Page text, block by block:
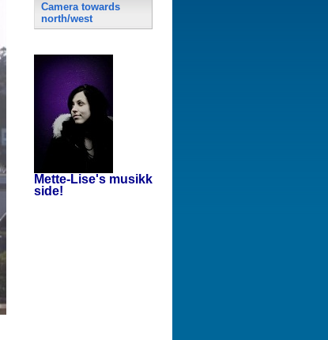
Camera towards
north/west
Mette-Lise's musikk
side!